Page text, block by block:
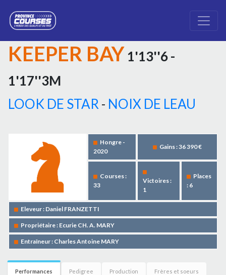
KEEPER BAY 1'13''6 -
1'17''3M
LOOK DE STAR - NOIX DE LEAU
Hongre -
2020
Gains : 36 390 €
Courses :
33
Victoires :
1
Places
: 6
Eleveur : Daniel FRANZETTI
Propriétaire : Ecurie CH. A. MARY
Entraîneur : Charles Antoine MARY
Performances Pedigree Production Frères et soeurs